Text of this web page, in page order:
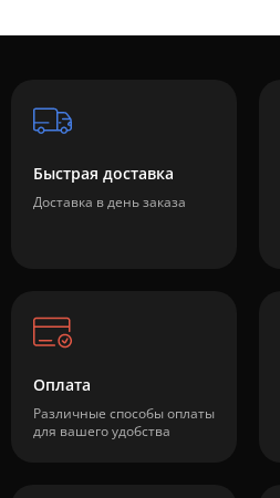
Быстрая доставка
Доставка в день заказа
Оплата
Различные способы оплаты
для вашего удобства